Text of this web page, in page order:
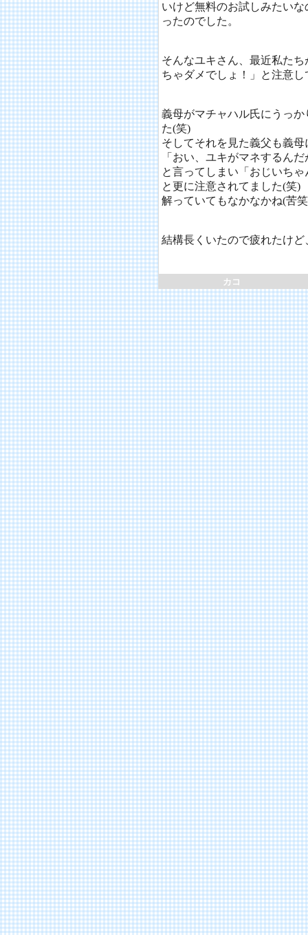
いけど無料のお試しみたい
ったのでした。
そんなユキさん、最近私た
ちゃダメでしょ！」と注意し
義母がマチャハル氏にうっ
た(笑)
そしてそれを見た義父も義
「おい、ユキがマネするん
と言ってしまい「おじいち
と更に注意されてました(笑)
解っていてもなかなかね(苦
結構長くいたので疲れたけ
カコ